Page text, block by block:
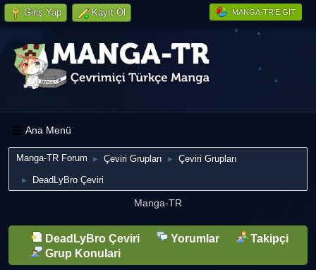
MANGA-TR'E GIT
Giriş Yap Kayıt Ol
Ana Menü
Manga-TR Forum ► Çeviri Grupları ► Çeviri Grupları
► DeadLyBro Çeviri
DeadLyBro Çeviri Yorumlar
Takipçi
Grup Konulari
Manga-TR